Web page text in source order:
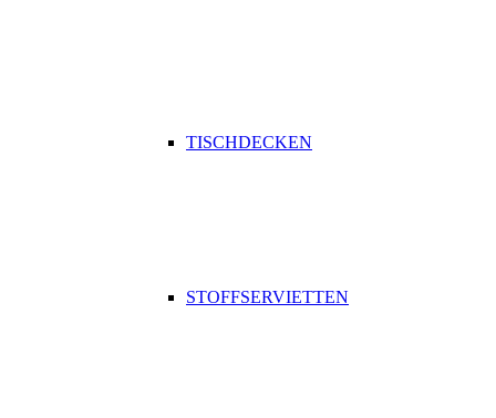
TISCHDECKEN
STOFFSERVIETTEN